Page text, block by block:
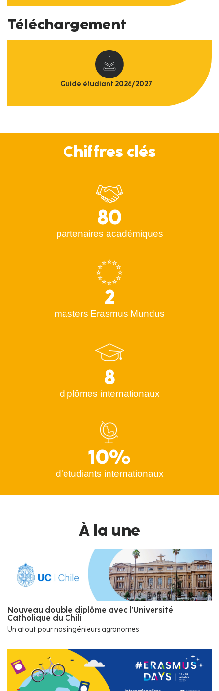
Téléchargement
Guide étudiant 2026/2027
Chiffres clés
80
partenaires académiques
2
masters Erasmus Mundus
8
diplômes internationaux
10%
d'étudiants internationaux
À la une
Nouveau double diplôme avec l’Université
Catholique du Chili
Un atout pour nos ingénieurs agronomes